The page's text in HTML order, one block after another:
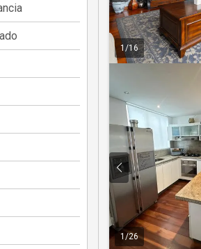
1 /16
1 /26